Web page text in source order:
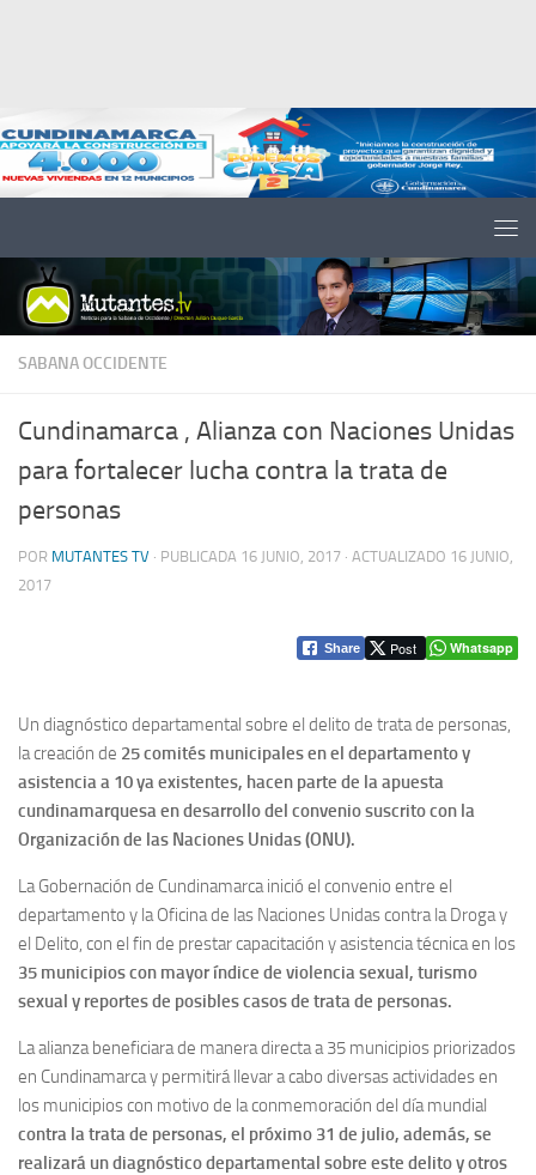
SABANA OCCIDENTE
Cundinamarca , Alianza con Naciones Unidas
para fortalecer lucha contra la trata de
personas
POR MUTANTES TV · PUBLICADA 16 JUNIO, 2017 · ACTUALIZADO 16 JUNIO,
2017
Share Post Whatsapp
Un diagnóstico departamental sobre el delito de trata de personas,
la creación de 25 comités municipales en el departamento y
asistencia a 10 ya existentes, hacen parte de la apuesta
cundinamarquesa en desarrollo del convenio suscrito con la
Organización de las Naciones Unidas (ONU).
La Gobernación de Cundinamarca inició el convenio entre el
departamento y la Oficina de las Naciones Unidas contra la Droga y
el Delito, con el fin de prestar capacitación y asistencia técnica en los
35 municipios con mayor índice de violencia sexual, turismo
sexual y reportes de posibles casos de trata de personas.
La alianza beneficiara de manera directa a 35 municipios priorizados
en Cundinamarca y permitirá llevar a cabo diversas actividades en
los municipios con motivo de la conmemoración del día mundial
contra la trata de personas, el próximo 31 de julio, además, se
realizará un diagnóstico departamental sobre este delito y otros